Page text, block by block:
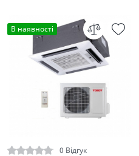
В наявності
0 Відгук